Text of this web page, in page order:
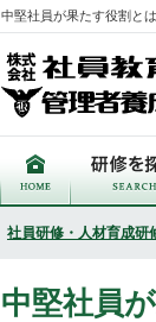
中堅社員が果たす役割と
社員研修・人材育成研
中堅社員